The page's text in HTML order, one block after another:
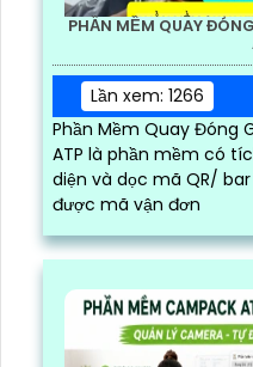
PHẦN MỀM QUAY
Lần xem: 1266
Phần Mềm Quay Đóng
ATP là phần mềm có
diện và dọc mã QR/
được mã vận đơn